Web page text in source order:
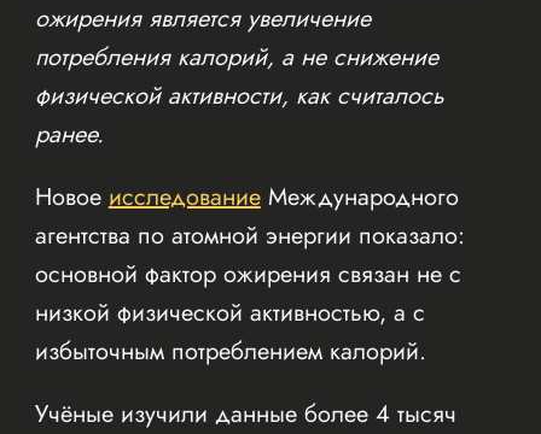
ожирения является увеличение
потребления калорий, а не снижение
физической активности, как считалось
ранее.
НовоеисследованиеМеждународного
агентства по атомной энергии показало:
основной фактор ожирения связан не с
низкой физической активностью, а с
избыточным потреблением калорий.
Учёные изучили данные более 4 тысяч